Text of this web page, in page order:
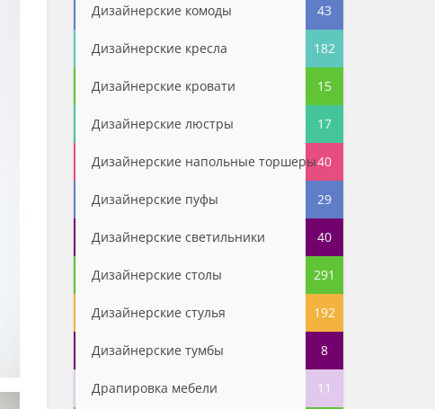
Дизайнерские комоды 43
Дизайнерские кресла 182
Дизайнерские кровати 15
Дизайнерские люстры 17
Дизайнерские напольные торшеры40
Дизайнерские пуфы 29
Дизайнерские светильники 40
Дизайнерские столы 291
Дизайнерские стулья 192
Дизайнерские тумбы 8
Драпировка мебели 11